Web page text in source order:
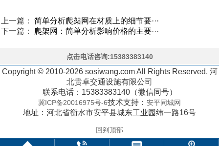
上一篇：简单分析爬架网在材质上的细节要···
下一篇： 爬架网：简单分析影响价格的主要···
点击电话咨询:15383383140
Copyright © 2010-2026 sosiwang.com All Rights Reserved. 河
北贵卓交通设施有限公司
联系电话：15383383140（微信同号）
冀ICP备20016975号-6技术支持： 安平同城网
地址：河北省衡水市安平县城东工业园纬一路16号
回到顶部